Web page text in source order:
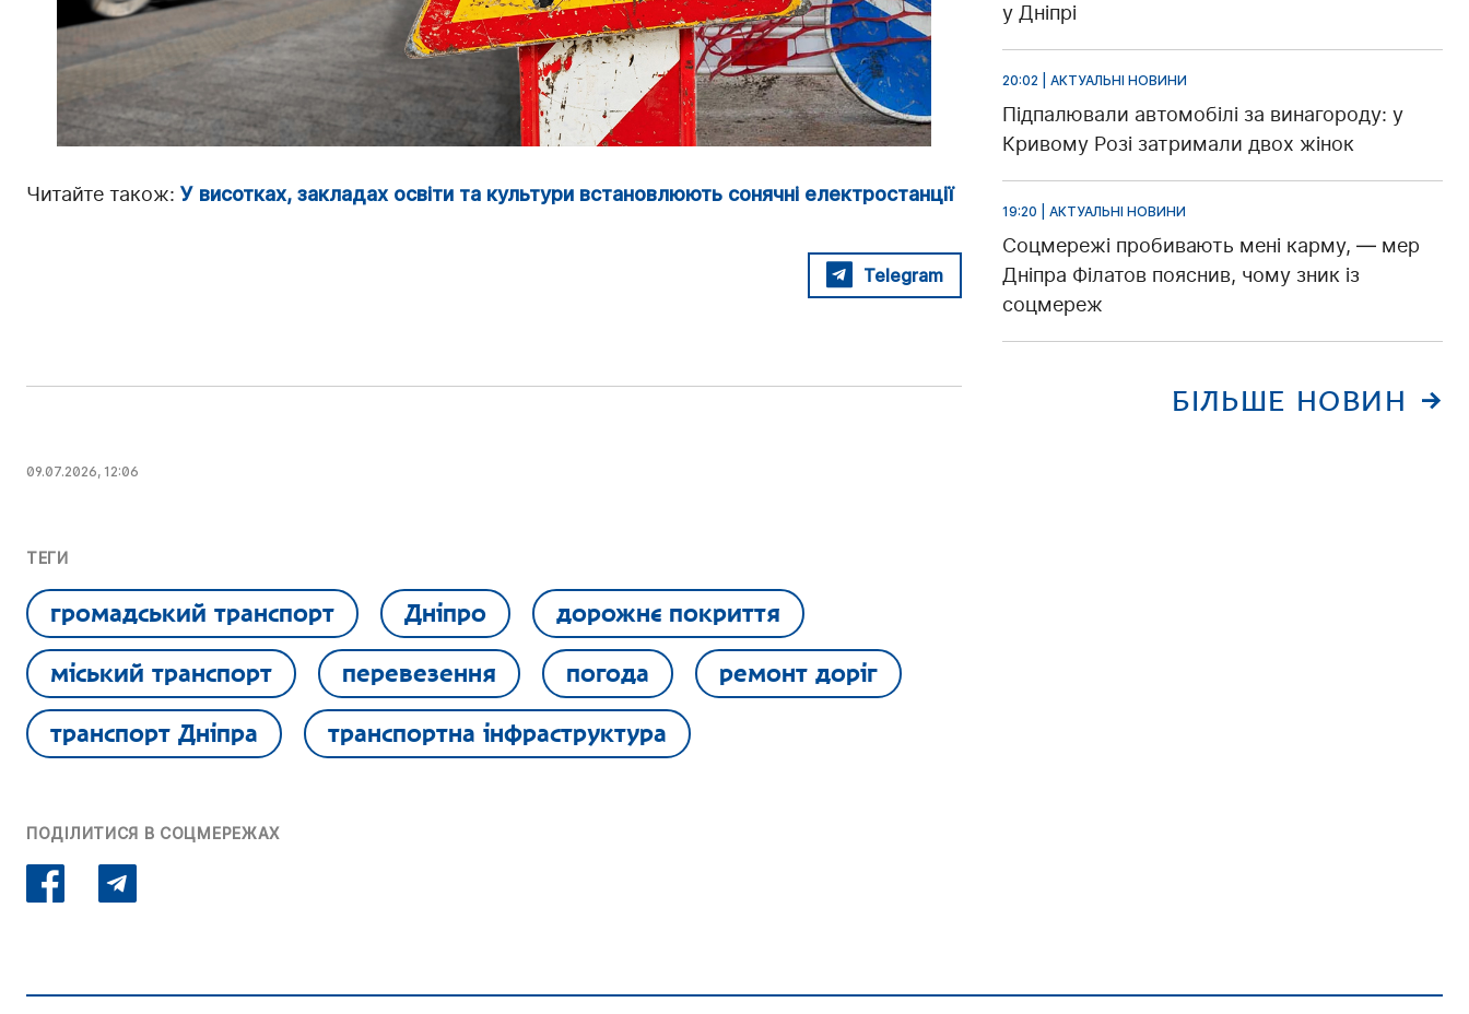
Читайте також: У висотках, закладах освіти та культури встановлюють сонячні електростанції
Telegram
09.07.2026, 12:06
ТЕГИ
громадський транспорт Дніпро дорожнє покриття
міський транспорт перевезення погода ремонт доріг
транспорт Дніпра транспортна інфраструктура
ПОДІЛИТИСЯ В СОЦМЕРЕЖАХ
у Дніпрі
20:02 | АКТУАЛЬНІ НОВИНИ
Підпалювали автомобілі за винагороду: у
Кривому Розі затримали двох жінок
19:20 | АКТУАЛЬНІ НОВИНИ
Соцмережі пробивають мені карму, — мер
Дніпра Філатов пояснив, чому зник із
соцмереж
БІЛЬШЕ НОВИН